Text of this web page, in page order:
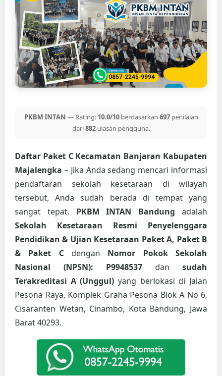
PKBM INTAN — Rating: 10.0/10berdasarkan 697penilaian
dari882ulasan pengguna.
Daftar Paket C Kecamatan Banjaran Kabupaten
Majalengka – Jika Anda sedang mencari informasi
pendaftaran sekolah kesetaraan di wilayah
tersebut, Anda sudah berada di tempat yang
sangat tepat. PKBM INTAN Bandung adalah
Sekolah Kesetaraan Resmi Penyelenggara
Pendidikan & Ujian Kesetaraan Paket A, Paket B
& Paket Cdengan Nomor Pokok Sekolah
Nasional (NPSN): P9948537 dan sudah
Terakreditasi A (Unggul) yang berlokasi di Jalan
Pesona Raya, Komplek Graha Pesona Blok A No 6,
Cisaranten Wetan, Cinambo, Kota Bandung, Jawa
Barat 40293.